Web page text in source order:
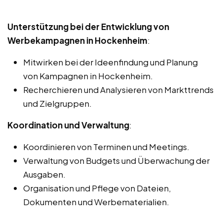
Unterstützung bei der Entwicklung von
Werbekampagnen in Hockenheim:
Mitwirken bei der Ideenfindung und Planung
von Kampagnen in Hockenheim.
Recherchieren und Analysieren von Markttrends
und Zielgruppen.
Koordination und Verwaltung:
Koordinieren von Terminen und Meetings.
Verwaltung von Budgets und Überwachung der
Ausgaben.
Organisation und Pflege von Dateien,
Dokumenten und Werbematerialien.